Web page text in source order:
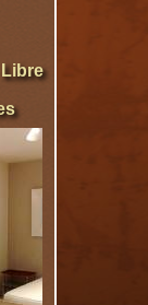
Libre